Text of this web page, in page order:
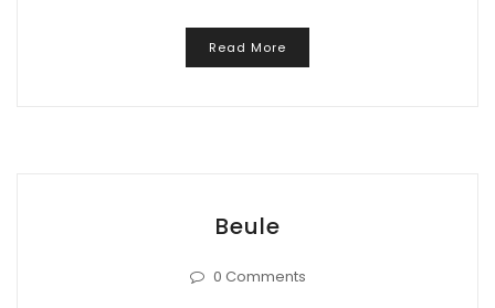
Read More
Beule
0 Comments